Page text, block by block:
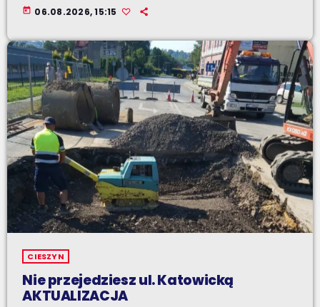
today 06.08.2026, 15:15
CIESZYN
Nie przejedziesz ul. Katowicką
AKTUALIZACJA